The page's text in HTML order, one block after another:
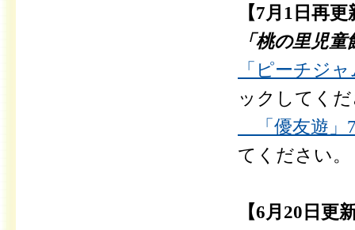
【7月1日再更
「桃の里児
「ピーチジ
ックしてく
「優友遊」
てください。
【6月20日更